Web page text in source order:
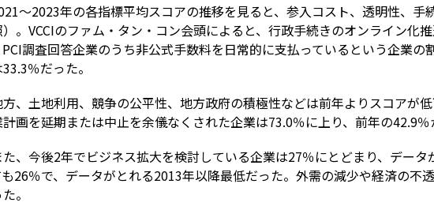
～2023年の各指標平均スコアの推移を見ると、参入コスト、透明性、
。VCCIのファム・タン・コン会頭によると、行政手続きのオンライン化
PCI調査回答企業のうち非公式手数料を日常的に支払っているという企業
％だった。
、土地利用、競争の公平性、地方政府の積極性などは前年よりスコアが
画を延期または中止を余儀なくされた企業は73.0％に上り、前年の42.9％
た、今後2年でビジネス拡大を検討している企業は27％にとどまり、デー
も26％で、データがとれる2013年以降最低だった。外需の減少や経済の不
。